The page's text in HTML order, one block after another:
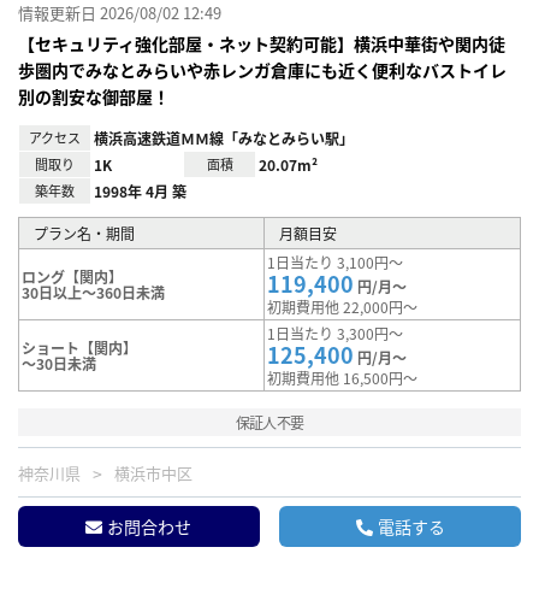
情報更新日 2026/08/02 12:49
【セキュリティ強化部屋・ネット契約可能】横浜中華街や関内徒
歩圏内でみなとみらいや赤レンガ倉庫にも近く便利なバストイレ
別の割安な御部屋！
アクセス 横浜高速鉄道ＭＭ線「みなとみらい駅」
間取り 1K 面積 20.07m²
築年数 1998年 4月 築
プラン名・期間 月額目安
ロング【関内】
30日以上～360日未満
1日当たり 3,100円～
119,400 円/月～
初期費用他 22,000円～
ショート【関内】
～30日未満
1日当たり 3,300円～
125,400 円/月～
初期費用他 16,500円～
保証人不要
神奈川県 横浜市中区
お問合わせ 電話する